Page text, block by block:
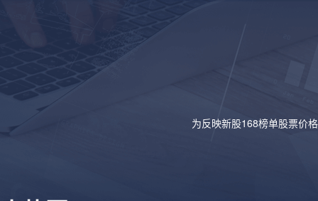
为反映新股168榜单股票价